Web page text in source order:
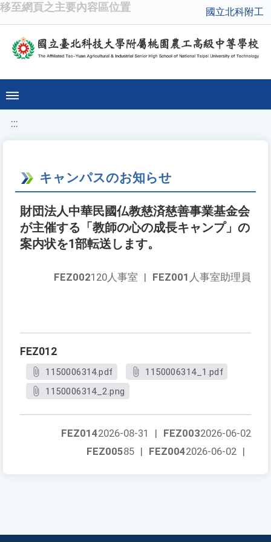
移至網頁之主要內容區位置 國立北科附工
:::
キャンパスのお知らせ
財団法人中華民國仏教慈済慈善事業基金会
が主催する「教師の心の成長キャンプ」の
案内状を1部転送します。
FEZ001 人事室助理員
FEZ002120人事室 |
FEZ012
1150006314.pdf
1150006314_1.pdf
1150006314_2.png
FEZ0032026-06-02
FEZ0142026-08-31
|
FEZ0042026-06-02 |
FEZ00585 |